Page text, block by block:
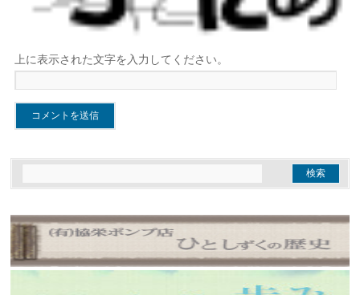
上に表示された文字を入力してください。